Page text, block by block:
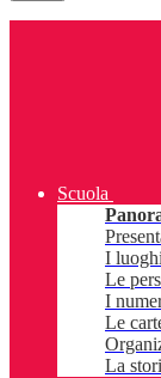
Scuola
I luoghi
Le
I
Le
La